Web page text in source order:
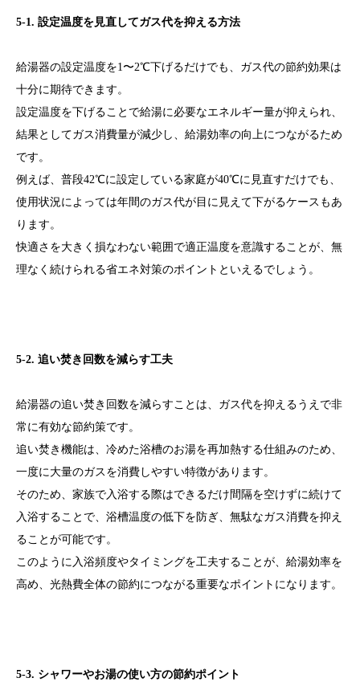
5-1. 設定温度を見直してガス代を抑える方法
給湯器の設定温度を1〜2℃下げるだけでも、ガス代の節約効果は
十分に期待できます。
設定温度を下げることで給湯に必要なエネルギー量が抑えられ、
結果としてガス消費量が減少し、給湯効率の向上につながるため
です。
例えば、普段42℃に設定している家庭が40℃に見直すだけでも、
使用状況によっては年間のガス代が目に見えて下がるケースもあ
ります。
快適さを大きく損なわない範囲で適正温度を意識することが、無
理なく続けられる省エネ対策のポイントといえるでしょう。
5-2. 追い焚き回数を減らす工夫
給湯器の追い焚き回数を減らすことは、ガス代を抑えるうえで非
常に有効な節約策です。
追い焚き機能は、冷めた浴槽のお湯を再加熱する仕組みのため、
一度に大量のガスを消費しやすい特徴があります。
そのため、家族で入浴する際はできるだけ間隔を空けずに続けて
入浴することで、浴槽温度の低下を防ぎ、無駄なガス消費を抑え
ることが可能です。
このように入浴頻度やタイミングを工夫することが、給湯効率を
高め、光熱費全体の節約につながる重要なポイントになります。
5-3. シャワーやお湯の使い方の節約ポイント